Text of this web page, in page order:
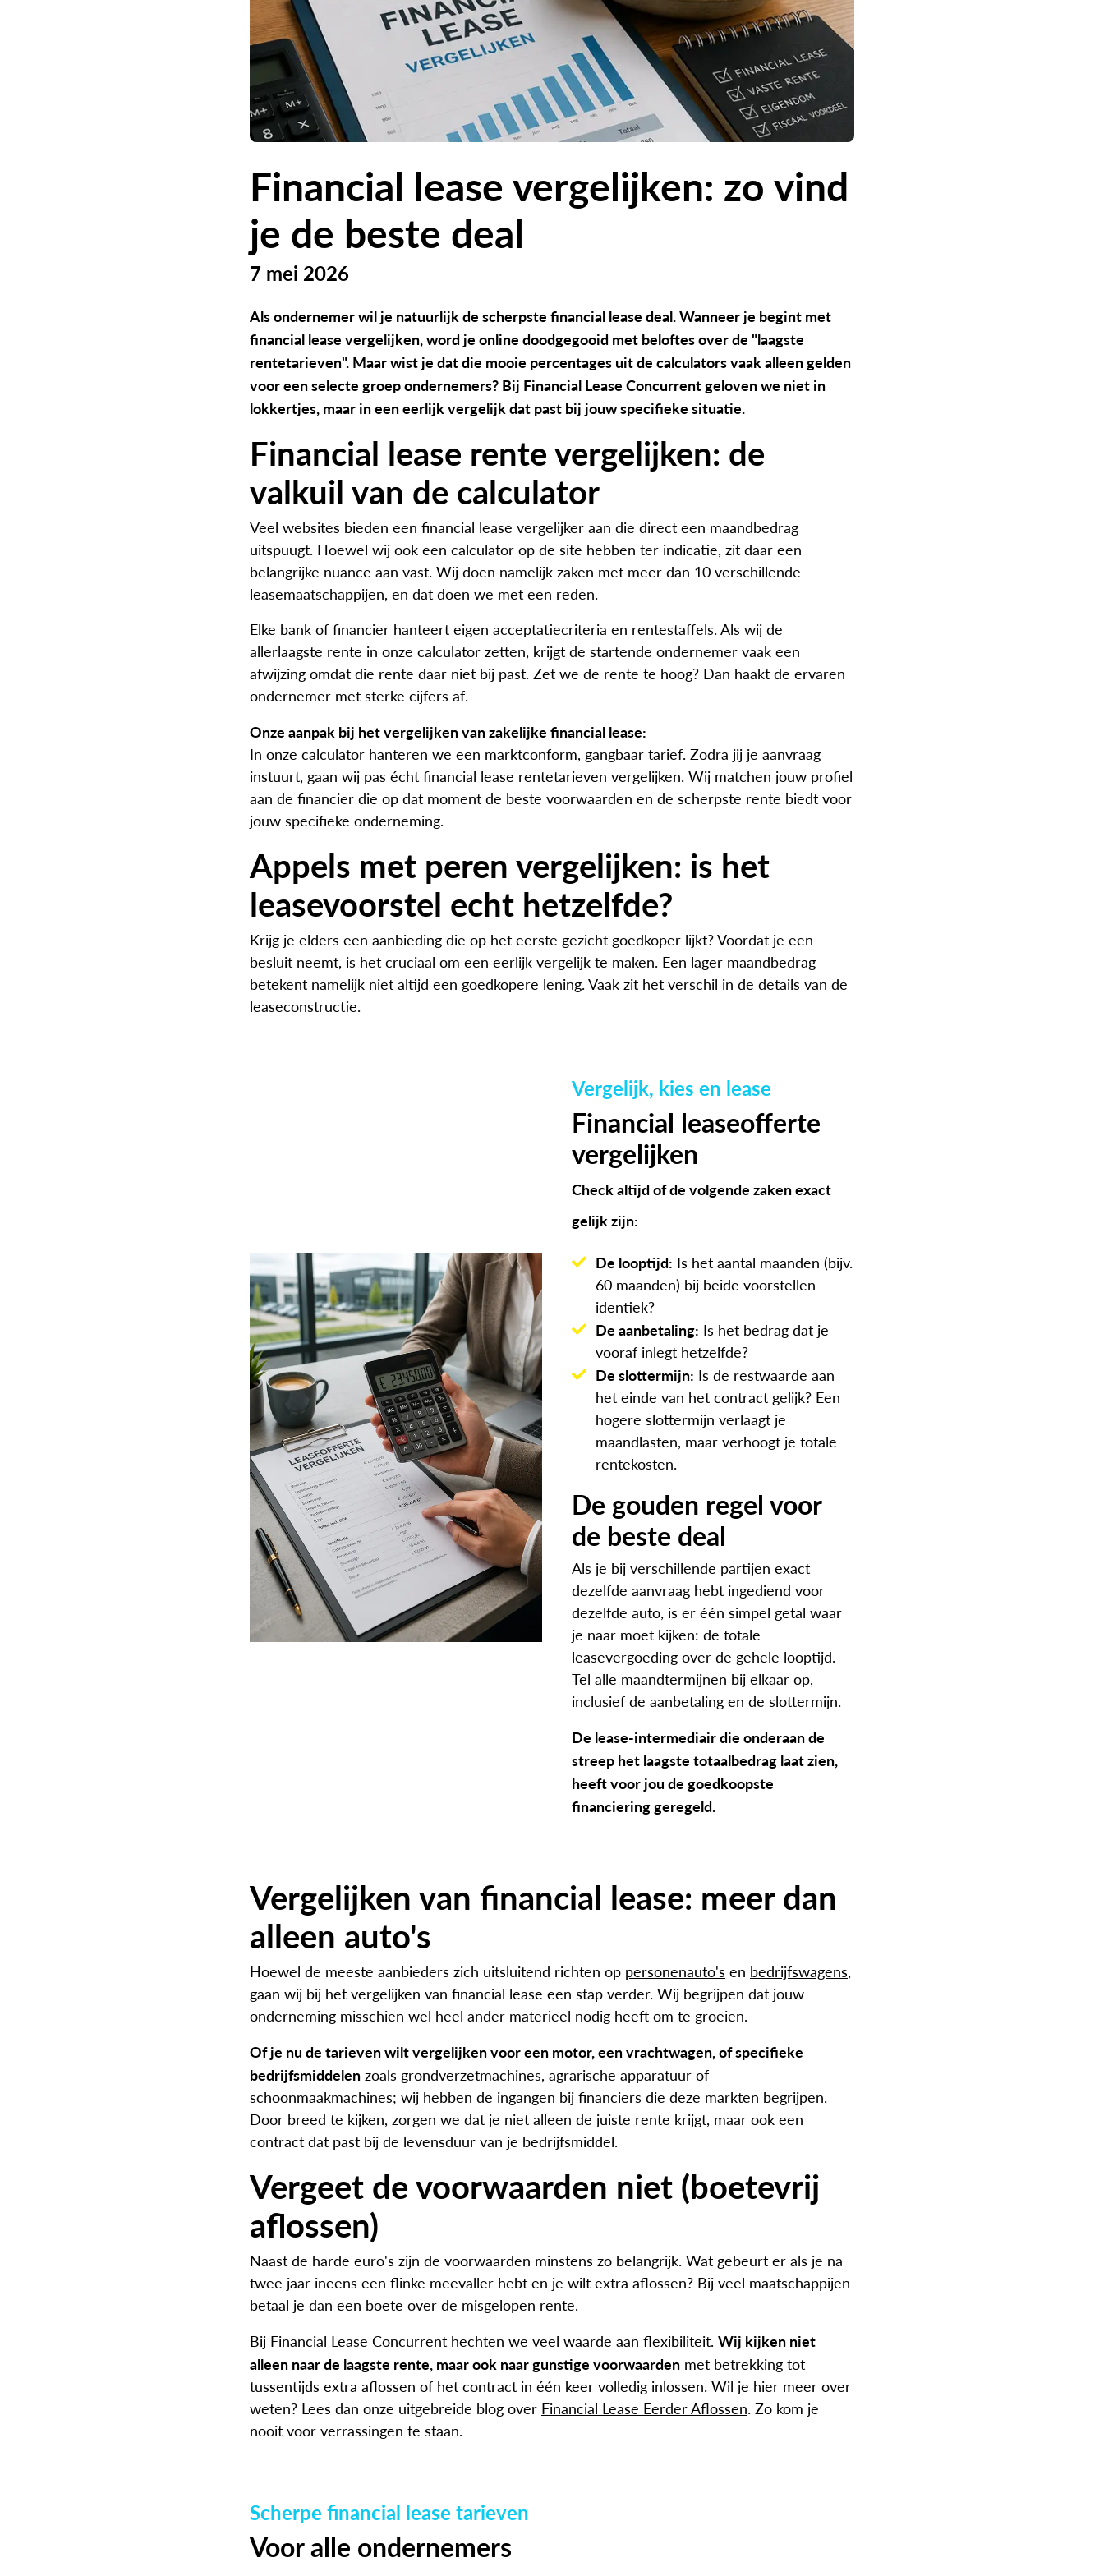
Financial lease vergelijken: zo vind
je de beste deal
7 mei 2026
Als ondernemer wil je natuurlijk de scherpste financial lease deal. Wanneer je begint met
financial lease vergelijken, word je online doodgegooid met beloftes over de "laagste
rentetarieven". Maar wist je dat die mooie percentages uit de calculators vaak alleen gelden
voor een selecte groep ondernemers? Bij Financial Lease Concurrent geloven we niet in
lokkertjes, maar in een eerlijk vergelijk dat past bij jouw specifieke situatie.
Financial lease rente vergelijken: de
valkuil van de calculator
Veel websites bieden een financial lease vergelijker aan die direct een maandbedrag
uitspuugt. Hoewel wij ook een calculator op de site hebben ter indicatie, zit daar een
belangrijke nuance aan vast. Wij doen namelijk zaken met meer dan 10 verschillende
leasemaatschappijen, en dat doen we met een reden.
Elke bank of financier hanteert eigen acceptatiecriteria en rentestaffels. Als wij de
allerlaagste rente in onze calculator zetten, krijgt de startende ondernemer vaak een
afwijzing omdat die rente daar niet bij past. Zet we de rente te hoog? Dan haakt de ervaren
ondernemer met sterke cijfers af.
Onze aanpak bij het vergelijken van zakelijke financial lease:
In onze calculator hanteren we een marktconform, gangbaar tarief. Zodra jij je aanvraag
instuurt, gaan wij pas écht financial lease rentetarieven vergelijken. Wij matchen jouw profiel
aan de financier die op dat moment de beste voorwaarden en de scherpste rente biedt voor
jouw specifieke onderneming.
Appels met peren vergelijken: is het
leasevoorstel echt hetzelfde?
Krijg je elders een aanbieding die op het eerste gezicht goedkoper lijkt? Voordat je een
besluit neemt, is het cruciaal om een eerlijk vergelijk te maken. Een lager maandbedrag
betekent namelijk niet altijd een goedkopere lening. Vaak zit het verschil in de details van de
leaseconstructie.
Vergelijk, kies en lease
Financial leaseofferte
vergelijken
Check altijd of de volgende zaken exact
gelijk zijn:
De looptijd: Is het aantal maanden (bijv.
60 maanden) bij beide voorstellen
identiek?
De aanbetaling: Is het bedrag dat je
vooraf inlegt hetzelfde?
De slottermijn: Is de restwaarde aan
het einde van het contract gelijk? Een
hogere slottermijn verlaagt je
maandlasten, maar verhoogt je totale
rentekosten.
De gouden regel voor
de beste deal
Als je bij verschillende partijen exact
dezelfde aanvraag hebt ingediend voor
dezelfde auto, is er één simpel getal waar
je naar moet kijken: de totale
leasevergoeding over de gehele looptijd.
Tel alle maandtermijnen bij elkaar op,
inclusief de aanbetaling en de slottermijn.
De lease-intermediair die onderaan de
streep het laagste totaalbedrag laat zien,
heeft voor jou de goedkoopste
financiering geregeld.
Vergelijken van financial lease: meer dan
alleen auto's
Hoewel de meeste aanbieders zich uitsluitend richten op personenauto's en bedrijfswagens,
gaan wij bij het vergelijken van financial lease een stap verder. Wij begrijpen dat jouw
onderneming misschien wel heel ander materieel nodig heeft om te groeien.
Of je nu de tarieven wilt vergelijken voor een motor, een vrachtwagen, of specifieke
bedrijfsmiddelen zoals grondverzetmachines, agrarische apparatuur of
schoonmaakmachines; wij hebben de ingangen bij financiers die deze markten begrijpen.
Door breed te kijken, zorgen we dat je niet alleen de juiste rente krijgt, maar ook een
contract dat past bij de levensduur van je bedrijfsmiddel.
Vergeet de voorwaarden niet (boetevrij
aflossen)
Naast de harde euro's zijn de voorwaarden minstens zo belangrijk. Wat gebeurt er als je na
twee jaar ineens een flinke meevaller hebt en je wilt extra aflossen? Bij veel maatschappijen
betaal je dan een boete over de misgelopen rente.
Bij Financial Lease Concurrent hechten we veel waarde aan flexibiliteit. Wij kijken niet
alleen naar de laagste rente, maar ook naar gunstige voorwaarden met betrekking tot
tussentijds extra aflossen of het contract in één keer volledig inlossen. Wil je hier meer over
weten? Lees dan onze uitgebreide blog over Financial Lease Eerder Aflossen. Zo kom je
nooit voor verrassingen te staan.
Scherpe financial lease tarieven
Voor alle ondernemers